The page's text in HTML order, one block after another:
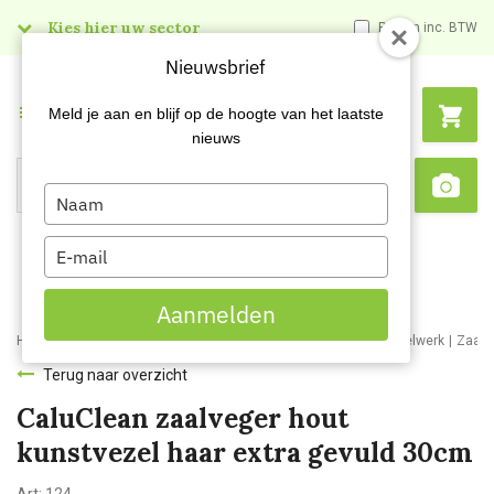
Kies hier uw sector Prijzen inc. BTW
Search
Menu
Home Webshop Schoonmaakartikelen Bezemwerk en borstelwerk
Terug naar overzicht
CaluClean zaalveger hout
kunstvezel haar extra gevuld 30cm
Nieuwsbrief
Meld je aan en blijf op de hoogte van het laatste
nieuws
Type
your
name
Type
your
email
Aanmelden